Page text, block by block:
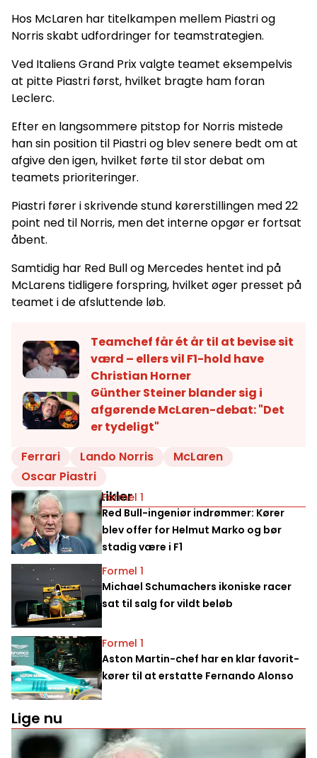
Hos McLaren har titelkampen mellem Piastri og
Norris skabt udfordringer for teamstrategien.
Ved Italiens Grand Prix valgte teamet eksempelvis
at pitte Piastri først, hvilket bragte ham foran
Leclerc.
Efter en langsommere pitstop for Norris mistede
han sin position til Piastri og blev senere bedt om at
afgive den igen, hvilket førte til stor debat om
teamets prioriteringer.
Piastri fører i skrivende stund kørerstillingen med 22
point ned til Norris, men det interne opgør er fortsat
åbent.
Samtidig har Red Bull og Mercedes hentet ind på
McLarens tidligere forspring, hvilket øger presset på
teamet i de afsluttende løb.
Teamchef får ét år til at bevise sit
værd – ellers vil F1-hold have
Christian Horner
Günther Steiner blander sig i
afgørende McLaren-debat: "Det
er tydeligt"
Ferrari
Lando Norris
McLaren
Oscar Piastri
Relaterede artikler
Formel 1
Red Bull-ingeniør indrømmer: Kører
blev offer for Helmut Marko og bør
stadig være i F1
Formel 1
Michael Schumachers ikoniske racer
sat til salg for vildt beløb
Formel 1
Aston Martin-chef har en klar favorit-
kører til at erstatte Fernando Alonso
Lige nu